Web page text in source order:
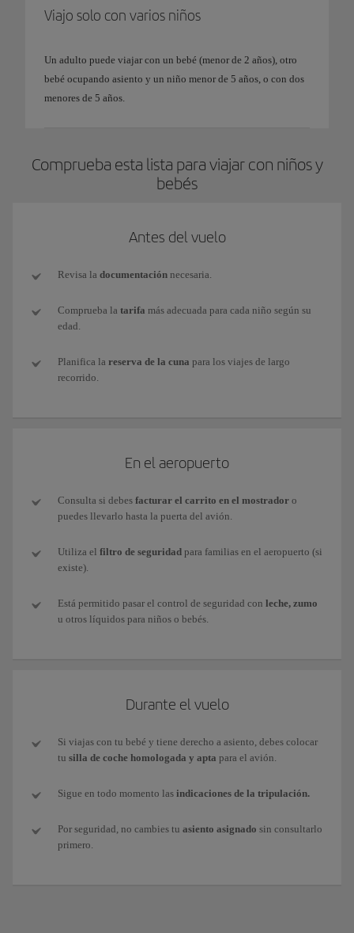
Viajo solo con varios niños
Un adulto puede viajar con un bebé (menor de 2 años), otro
bebé ocupando asiento y un niño menor de 5 años, o con dos
menores de 5 años.
Comprueba esta lista para viajar con niños y
bebés
Antes del vuelo
Revisa la documentación necesaria.
Comprueba la tarifa más adecuada para cada niño según su
edad.
Planifica la reserva de la cuna para los viajes de largo
recorrido.
En el aeropuerto
Consulta si debes facturar el carrito en el mostrador o
puedes llevarlo hasta la puerta del avión.
Utiliza el filtro de seguridad para familias en el aeropuerto (si
existe).
Está permitido pasar el control de seguridad con leche, zumo
u otros líquidos para niños o bebés.
Durante el vuelo
Si viajas con tu bebé y tiene derecho a asiento, debes colocar
tu silla de coche homologada y apta para el avión.
Sigue en todo momento las indicaciones de la tripulación.
Por seguridad, no cambies tu asiento asignado sin consultarlo
primero.